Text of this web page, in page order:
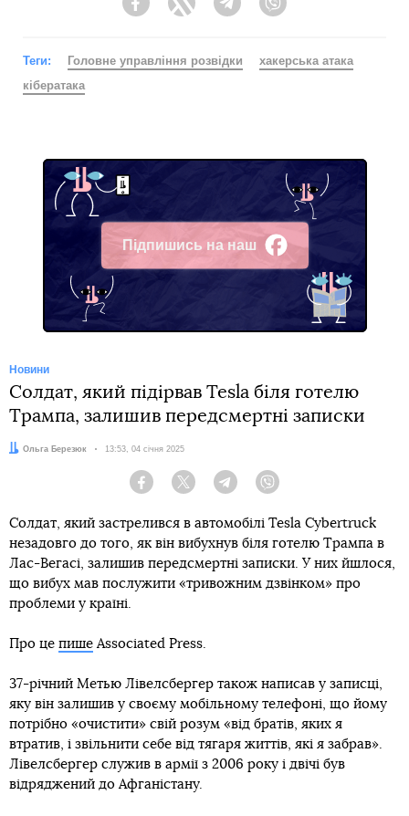
FacebookTwitter Telegram
Теги: Головне управління розвідки
хакерська атака
кібератака
Підпишись на наш
Facebook
Новини
Солдат, який підірвав Tesla біля готелю
Трампа, залишив передсмертні записки
Автор:
Ольга Березюк Дата:
13:53, 04 січня 2025
Facebook Twitter Telegram
Солдат, який застрелився в автомобілі Tesla Cybertruck
незадовго до того, як він вибухнув біля готелю Трампа в
Лас-Вегасі, залишив передсмертні записки. У них йшлося,
що вибух мав послужити «тривожним дзвінком» про
проблеми у країні.
Про це пише Associated Press.
37-річний Метью Лівелсбергер також написав у записці,
яку він залишив у своєму мобільному телефоні, що йому
потрібно «очистити» свій розум «від братів, яких я
втратив, і звільнити себе від тягаря життів, які я забрав».
Лівелсбергер служив в армії з 2006 року і двічі був
відряджений до Афганістану.